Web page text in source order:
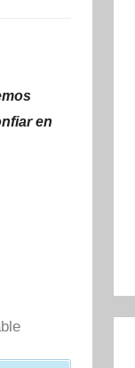
en